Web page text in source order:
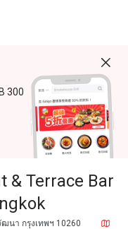
300
& Terrace Bar
นา กรุงเทพฯ 10260